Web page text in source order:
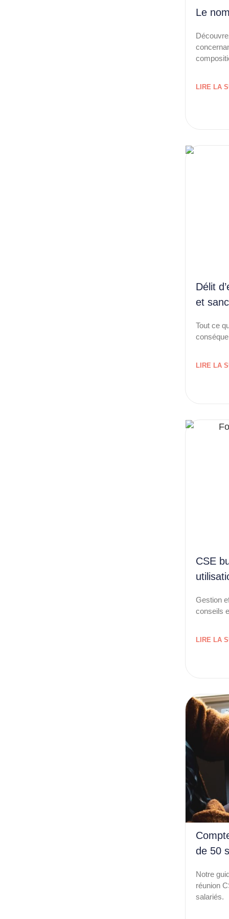
Le
LIRE LA
Délit
et
Tout ce
LIRE LA
CSE
Gestion
conseils
LIRE LA
de 50
Notre
réunion
salariés.